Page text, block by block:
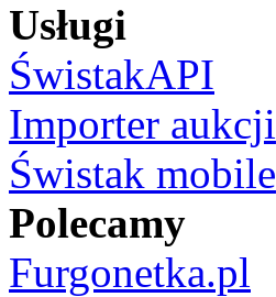
Usługi
ŚwistakAPI
Importer aukcji
Świstak mobile
Polecamy
Furgonetka.pl